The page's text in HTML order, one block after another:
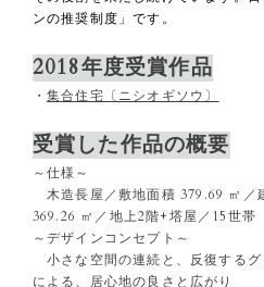
ンの推奨制度」です。
2018年度受賞作品
・集合住宅〔ニシオギソウ〕
受賞した作品の概要
～仕様～
木造長屋／敷地面積 379.69 ㎡／
369.26 ㎡／地上2階+塔屋／15世帯
～デザインコンセプト～
小さな空間の連続と、反復する
による、居心地の良さと広がり